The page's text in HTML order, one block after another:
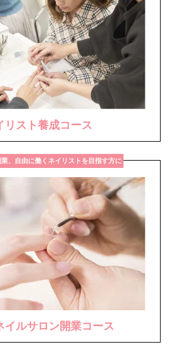
リスト養成コース
、自由に働くネイリストを目指す方に
イルサロン開業コース